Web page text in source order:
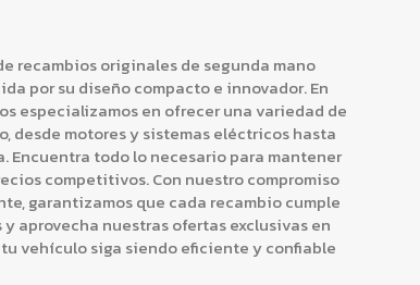
recambios originales de segunda mano
por su diseño compacto e innovador. En
especializamos en ofrecer una variedad de
desde motores y sistemas eléctricos hasta
Encuentra todo lo necesario para mantener
competitivos. Con nuestro compromiso
garantizamos que cada recambio cumple
aprovecha nuestras ofertas exclusivas en
vehículo siga siendo eficiente y confiable